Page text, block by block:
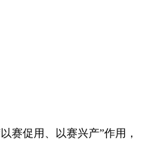
赛促用、以赛兴产”作用，